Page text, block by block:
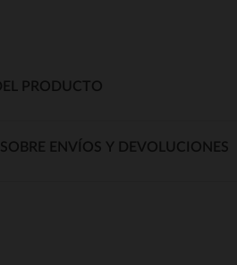
PRODUCTO
ENVÍOS Y DEVOLUCIONES